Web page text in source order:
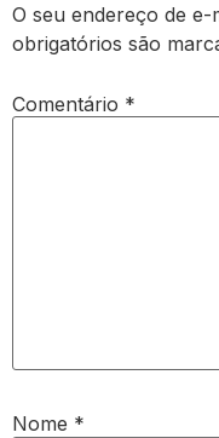
O seu endereço de
obrigatórios são
Comentário *
Nome *